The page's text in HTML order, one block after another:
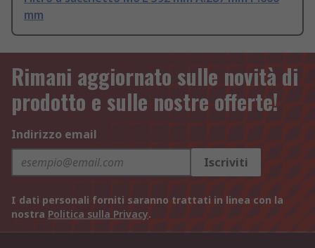
mm
Rimani aggiornato sulle novità di
prodotto e sulle nostre offerte!
Indirizzo email
Iscriviti
I dati personali forniti saranno trattati in linea con la
nostra Politica sulla Privacy.